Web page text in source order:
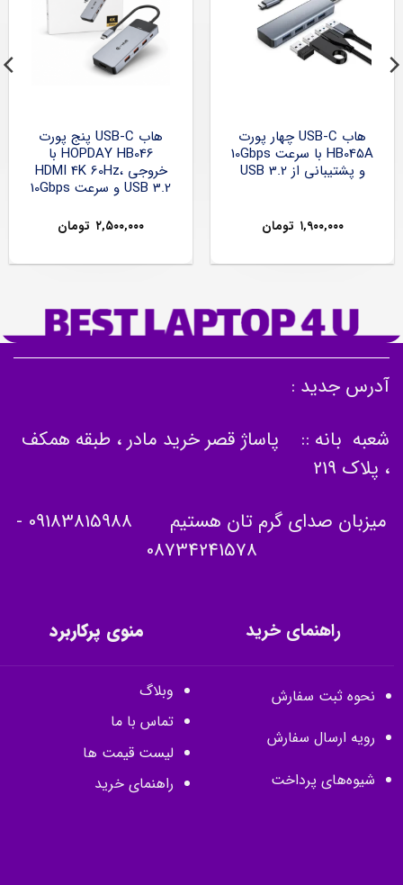
هاب USB-C چهار پورت
HB045A با سرعت 10Gbps
و پشتیبانی از USB 3.2
۱,۹۰۰,۰۰۰ تومان
هاب USB-C پنج پورت
HOPDAY HB046 با
خروجی HDMI 4K 60Hz،
USB 3.2 و سرعت 10Gbps
۲,۵۰۰,۰۰۰ تومان
آدرس جدید :
شعبه بانه :: پاساژ قصر خرید مادر ، طبقه همکف
، پلاک 219
میزبان صدای گرم تان هستیم 09183815988
-
08734241578
راهنمای خرید
نحوه ثبت سفارش
رویه ارسال سفارش
شیوه‌های پرداخت
منوی پرکاربرد
وبلاگ
تماس با ما
لیست قیمت ها
راهنمای خرید